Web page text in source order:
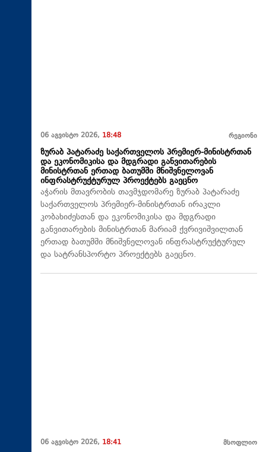
06 აგვისტო 2026, 18:48 რეგიონი
ზურაბ პატარაძე საქართველოს პრემიერ-მინისტრთან
და ეკონომიკისა და მდგრადი განვითარების
მინისტრთან ერთად ბათუმში მნიშვნელოვან
ინფრასტრუქტურულ პროექტებს გაეცნო
აჭარის მთავრობის თავმჯდომარე ზურაბ პატარაძე
საქართველოს პრემიერ-მინისტრთან ირაკლი
კობახიძესთან და ეკონომიკისა და მდგრადი
განვითარების მინისტრთან მარიამ ქვრივიშვილთან
ერთად ბათუმში მნიშვნელოვან ინფრასტრუქტურულ
და სატრანსპორტო პროექტებს გაეცნო.
06 აგვისტო 2026, 18:41 მსოფლიო